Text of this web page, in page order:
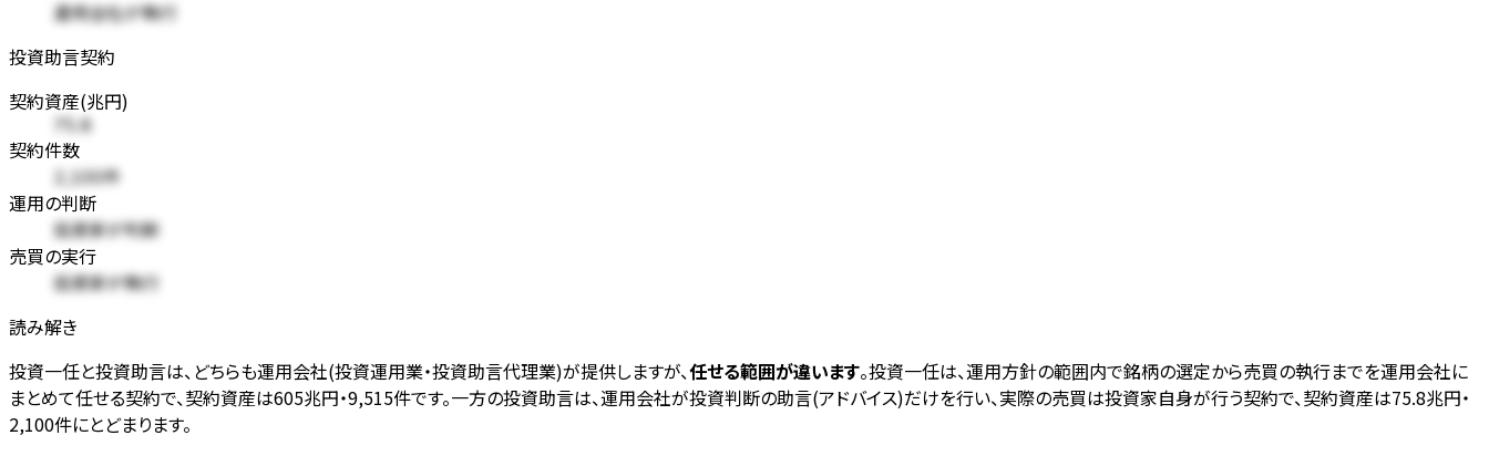
運用会社が執行
投資助言契約
契約資産(兆円)
75.8
契約件数
2,100件
運用の判断
投資家が判断
売買の実行
投資家が執行
読み解き
投資一任と投資助言は、どちらも運用会社(投資運用業・投資助言代理業)が提供しますが、任せる範囲が違います。投資一任は、運用方針の範囲内で銘柄の選定から売買の執行までを運用会社に
まとめて任せる契約で、契約資産は605兆円・9,515件です。一方の投資助言は、運用会社が投資判断の助言(アドバイス)だけを行い、実際の売買は投資家自身が行う契約で、契約資産は75.8兆円・
2,100件にとどまります。